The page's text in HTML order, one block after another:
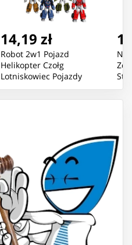
14,19 zł
Robot 2w1 Pojazd
Helikopter Czołg
Lotniskowiec Pojazdy
Bojowe Mix